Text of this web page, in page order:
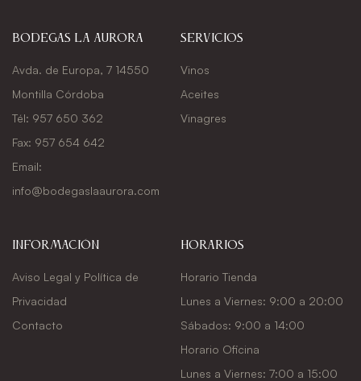
Bodegas La Aurora
Avda. de Europa, 7 14550
Montilla Córdoba
Tél: 957 650 362
Fax: 957 654 642
Email:
info@bodegaslaaurora.com
Servicios
Vinos
Aceites
Vinagres
Información
Aviso Legal y Política de
Privacidad
Contacto
Horarios
Horario Tienda
Lunes a Viernes: 9:00 a 20:00
Sábados: 9:00 a 14:00
Horario Oficina
Lunes a Viernes: 7:00 a 15:00